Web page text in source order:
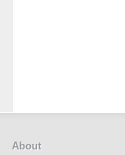
About